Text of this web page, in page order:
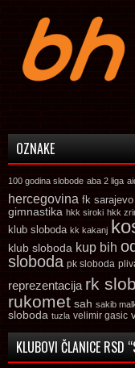
OZNAKE
100 godina slobode aba 2 liga
hercegovina fk sarajevo
gimnastika hkk siroki hkk
klub sloboda kk kakanj
klub sloboda kup bih
sloboda pk sloboda
reprezentacija rk
rukomet sah sakib
sloboda tuzla velimir gasic
KLUBOVI ČLANICE RSD